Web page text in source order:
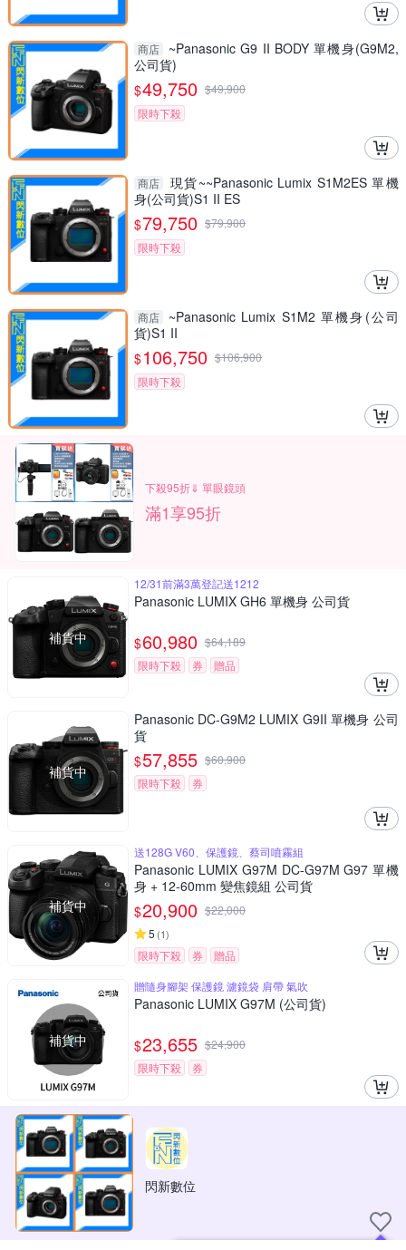
商店
~Panasonic G9 II BODY 單機身(G9M2,
公司貨)
$49,750 $49,900
限時下殺
商店
現貨~~Panasonic Lumix S1M2ES 單機
身(公司貨)S1 II ES
$79,750 $79,900
限時下殺
商店
~Panasonic Lumix S1M2 單機身(公司
貨)S1 II
$106,750 $106,900
限時下殺
下殺95折⇓ 單眼鏡頭
滿1享95折
補貨中
12/31前滿3萬登記送1212
Panasonic LUMIX GH6 單機身 公司貨
$60,980 $64,189
限時下殺
券 贈品
補貨中
Panasonic DC-G9M2 LUMIX G9II 單機身 公司
貨
$57,855 $60,900
限時下殺
券
補貨中
送128G V60、保護鏡、蔡司噴霧組
Panasonic LUMIX G97M DC-G97M G97 單機
身 + 12-60mm 變焦鏡組 公司貨
$20,900 $22,000
5 (1)
限時下殺 券 贈品
補貨中
贈隨身腳架 保護鏡 濾鏡袋 肩帶 氣吹
Panasonic LUMIX G97M (公司貨)
$23,655 $24,900
限時下殺
券
閃新數位